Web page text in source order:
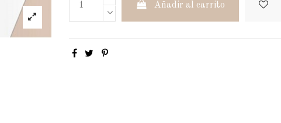
Añadir al carrito